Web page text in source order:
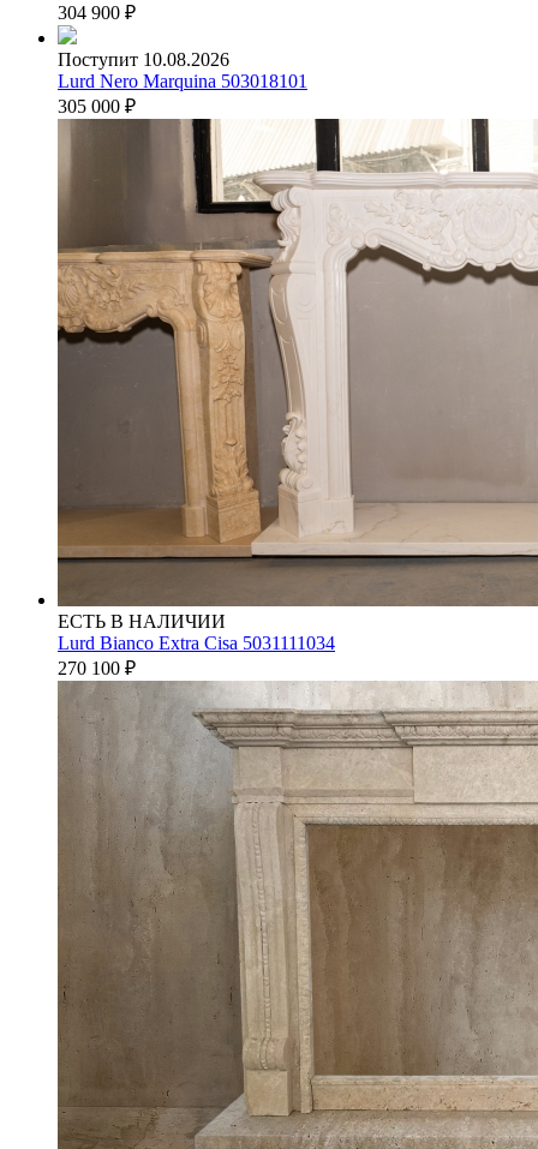
304 900 ₽
Поступит 10.08.2026
Lurd Nero Marquina 503018101
305 000 ₽
ЕСТЬ В НАЛИЧИИ
Lurd Bianco Extra Cisa 5031111034
270 100 ₽